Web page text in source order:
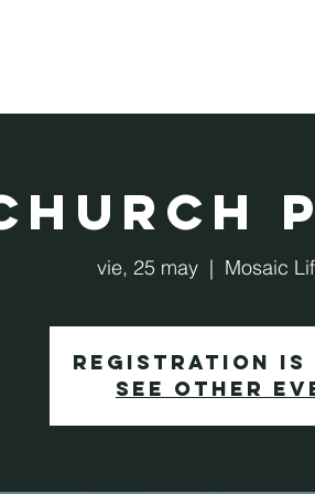
vie, 25 may
  |
Mosaic
Registration is
See other